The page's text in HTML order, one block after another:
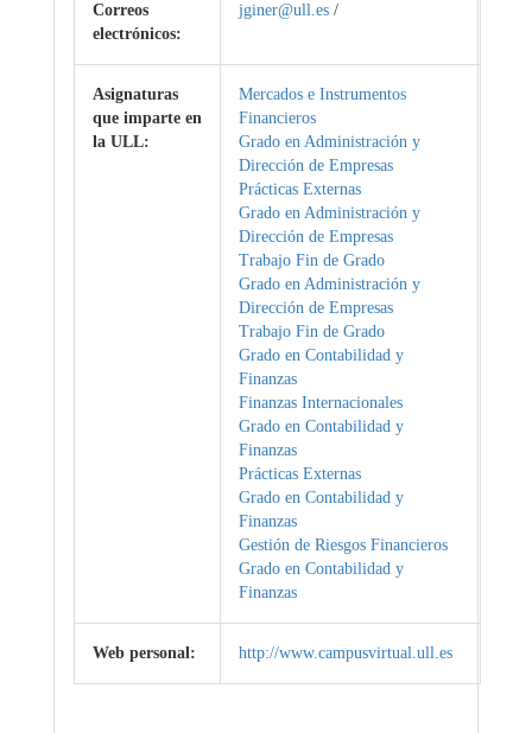
Correos
electrónicos:
jginer@ull.es /
Asignaturas
que imparte en
la ULL:
Mercados e Instrumentos
Financieros
Grado en Administración y
Dirección de Empresas
Prácticas Externas
Grado en Administración y
Dirección de Empresas
Trabajo Fin de Grado
Grado en Administración y
Dirección de Empresas
Trabajo Fin de Grado
Grado en Contabilidad y
Finanzas
Finanzas Internacionales
Grado en Contabilidad y
Finanzas
Prácticas Externas
Grado en Contabilidad y
Finanzas
Gestión de Riesgos Financieros
Grado en Contabilidad y
Finanzas
Web personal: http://www.campusvirtual.ull.es